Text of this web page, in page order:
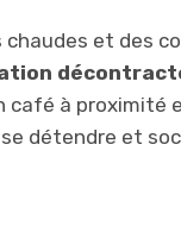
et des
café à proximité
détendre et